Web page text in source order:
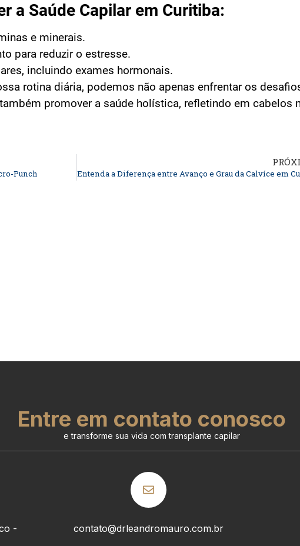
a Saúde Capilar em Curitiba:
e minerais.
para reduzir o estresse.
incluindo exames hormonais.
rotina diária, podemos não apenas enfrentar os
promover a saúde holística, refletindo em cabelos
Punch
Entre em contato conosco
e transforme sua vida com transplante capilar
-
contato@drleandromauro.com.br